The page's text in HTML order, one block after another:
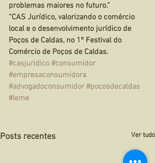
problemas maiores no futuro.”
“CAS Jurídico, valorizando o comércio
local e o desenvolvimento jurídico de
Poços de Caldas, no 1º Festival do
Comércio de Poços de Caldas.
#casjuridico #consumidor
#empresaconsumidora
#advogadoconsumidor #pocosdecaldas
#leme
Posts recentes Ver tudo